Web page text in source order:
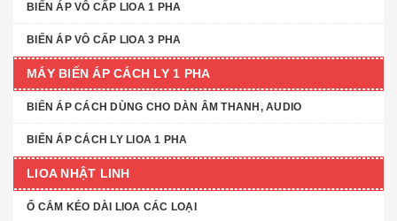
BIẾN ÁP VÔ CẤP LIOA 1 PHA
BIẾN ÁP VÔ CẤP LIOA 3 PHA
MÁY BIẾN ÁP CÁCH LY 1 PHA
BIẾN ÁP CÁCH DÙNG CHO DÀN ÂM THANH, AUDIO
BIẾN ÁP CÁCH LY LIOA 1 PHA
LIOA NHẬT LINH
Ổ CẮM KÉO DÀI LIOA CÁC LOẠI